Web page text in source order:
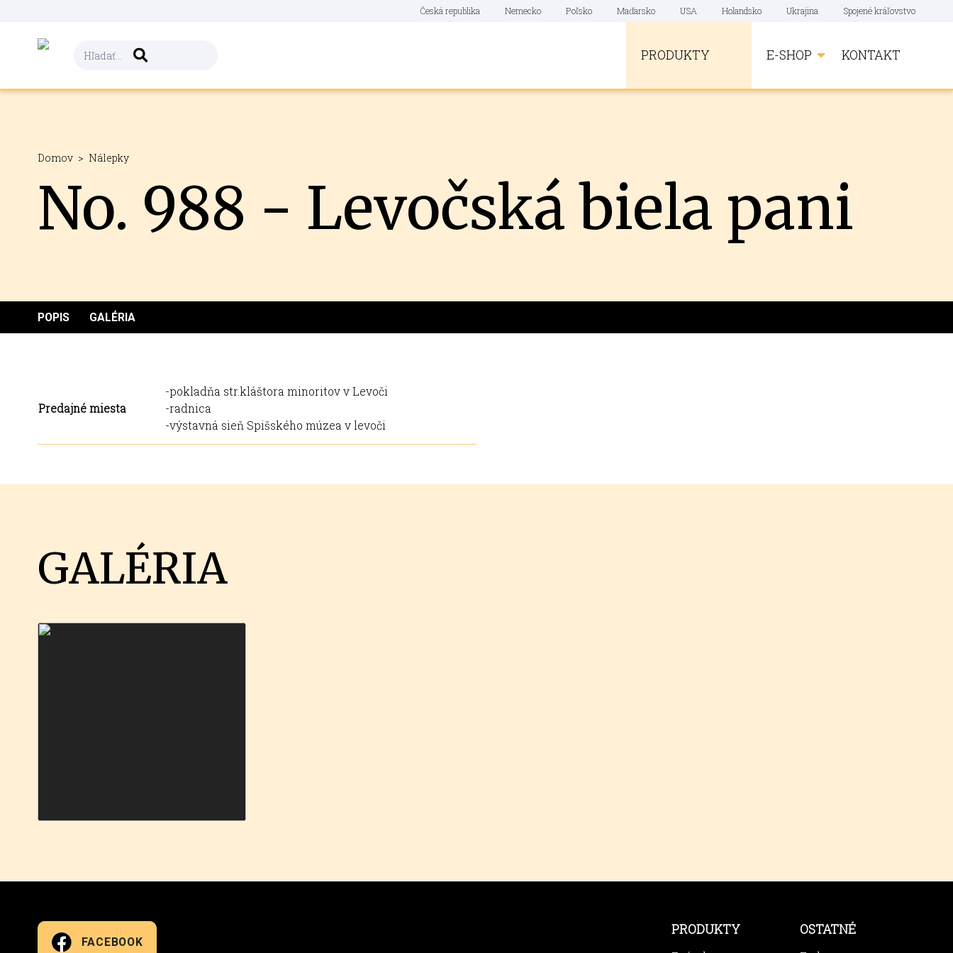
Česká republika Nemecko Poľsko Maďarsko USA Holandsko Ukrajina Spojené kráľovstvo
PRODUKTY E-SHOP KONTAKT
Domov > Nálepky
No. 988 - Levočská biela pani
POPIS GALÉRIA
Predajné miesta
-pokladňa str.kláštora minoritov v Levoči
-radnica
-výstavná sieň Spišského múzea v levoči
GALÉRIA
FACEBOOK
PRODUKTY OSTATNÉ